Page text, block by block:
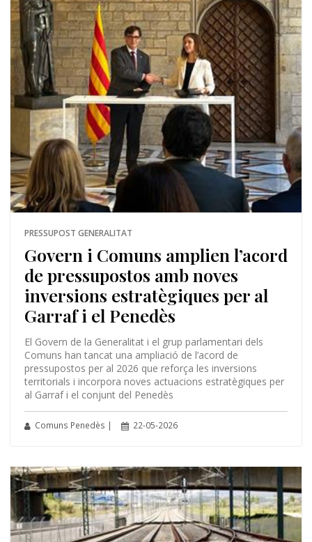
PRESSUPOST GENERALITAT
Govern i Comuns amplien l’acord
de pressupostos amb noves
inversions estratègiques per al
Garraf i el Penedès
El Govern de la Generalitat i el grup parlamentari dels
Comuns han tancat una ampliació de l’acord de
pressupostos per al 2026 que reforça les inversions
territorials i incorpora noves actuacions estratègiques per
al Garraf i el conjunt del Penedès
Comuns Penedès | 22-05-2026